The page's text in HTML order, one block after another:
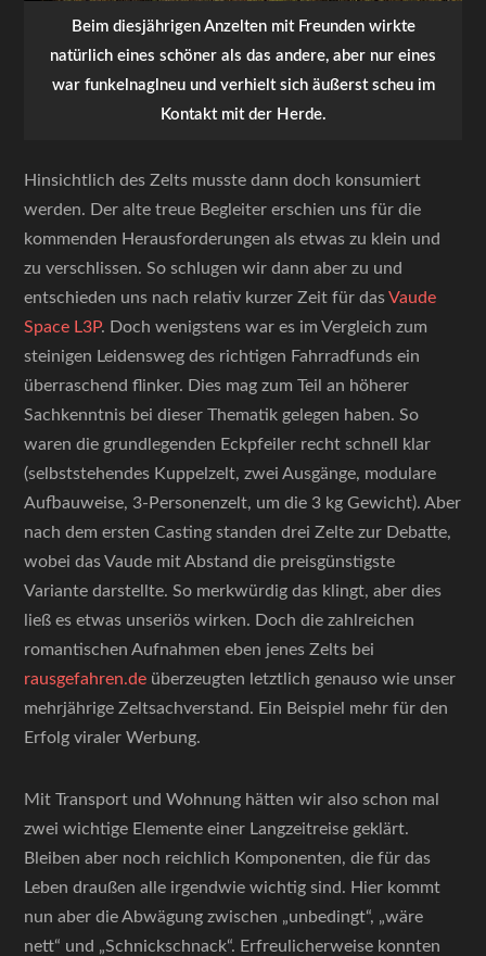
Beim diesjährigen Anzelten mit Freunden wirkte
natürlich eines schöner als das andere, aber nur eines
war funkelnaglneu und verhielt sich äußerst scheu im
Kontakt mit der Herde.
Hinsichtlich des Zelts musste dann doch konsumiert
werden. Der alte treue Begleiter erschien uns für die
kommenden Herausforderungen als etwas zu klein und
zu verschlissen. So schlugen wir dann aber zu und
entschieden uns nach relativ kurzer Zeit für dasVaude
Space L3P. Doch wenigstens war es im Vergleich zum
steinigen Leidensweg des richtigen Fahrradfunds ein
überraschend flinker. Dies mag zum Teil an höherer
Sachkenntnis bei dieser Thematik gelegen haben. So
waren die grundlegenden Eckpfeiler recht schnell klar
(selbststehendes Kuppelzelt, zwei Ausgänge, modulare
Aufbauweise, 3-Personenzelt, um die 3 kg Gewicht). Aber
nach dem ersten Casting standen drei Zelte zur Debatte,
wobei das Vaude mit Abstand die preisgünstigste
Variante darstellte. So merkwürdig das klingt, aber dies
ließ es etwas unseriös wirken. Doch die zahlreichen
romantischen Aufnahmen eben jenes Zelts bei
rausgefahren.de überzeugten letztlich genauso wie unser
mehrjährige Zeltsachverstand. Ein Beispiel mehr für den
Erfolg viraler Werbung.
Mit Transport und Wohnung hätten wir also schon mal
zwei wichtige Elemente einer Langzeitreise geklärt.
Bleiben aber noch reichlich Komponenten, die für das
Leben draußen alle irgendwie wichtig sind. Hier kommt
nun aber die Abwägung zwischen „unbedingt“, „wäre
nett“ und „Schnickschnack“. Erfreulicherweise konnten